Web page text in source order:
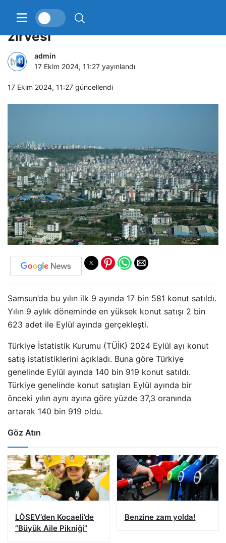
Samsun’da konut satışında Eylül
zirvesi
admin
17 Ekim 2024, 11:27 yayınlandı
17 Ekim 2024, 11:27 güncellendi
Samsun’da bu yılın ilk 9 ayında 17 bin 581 konut satıldı.
Yılın 9 aylık döneminde en yüksek konut satışı 2 bin
623 adet ile Eylül ayında gerçekleşti.
Türkiye İstatistik Kurumu (TÜİK) 2024 Eylül ayı konut
satış istatistiklerini açıkladı. Buna göre Türkiye
genelinde Eylül ayında 140 bin 919 konut satıldı.
Türkiye genelinde konut satışları Eylül ayında bir
önceki yılın aynı ayına göre yüzde 37,3 oranında
artarak 140 bin 919 oldu.
Göz Atın
LÖSEV’den Kocaeli’de
”Büyük Aile Pikniği”
Benzine zam yolda!